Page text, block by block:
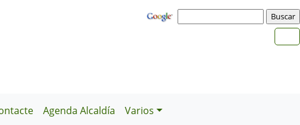
Agenda Alcaldía Varios